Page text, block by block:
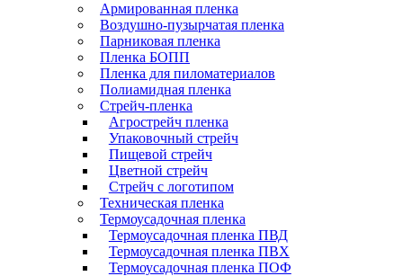
Армированная пленка
Воздушно-пузырчатая пленка
Парниковая пленка
Пленка БОПП
Пленка для пиломатериалов
Полиамидная пленка
Стрейч-пленка
Агрострейч пленка
Упаковочный стрейч
Пищевой стрейч
Цветной стрейч
Стрейч с логотипом
Техническая пленка
Термоусадочная пленка
Термоусадочная пленка ПВД
Термоусадочная пленка ПВХ
Термоусадочная пленка ПОФ